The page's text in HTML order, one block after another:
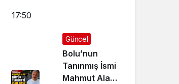
17:50
Güncel
Bolu’nun
Tanınmış İsmi
Mahmut Alan